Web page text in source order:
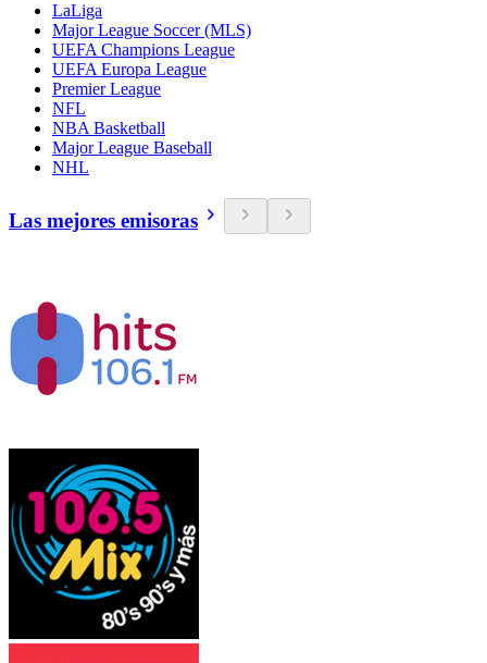
LaLiga
Major League Soccer (MLS)
UEFA Champions League
UEFA Europa League
Premier League
NFL
NBA Basketball
Major League Baseball
NHL
Las mejores emisoras